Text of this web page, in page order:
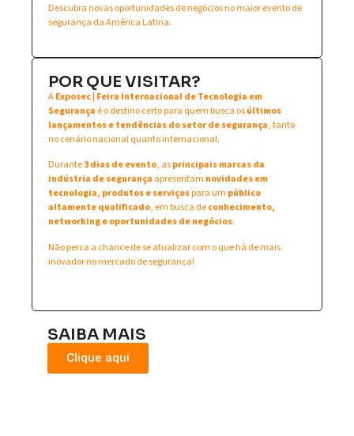
Descubra novas oportunidades de negócios no maior evento de
segurança da América Latina.
POR QUE VISITAR?
AExposec | Feira Internacional de Tecnologia em
Segurança é o destino certo para quem busca osúltimos
lançamentos e tendências do setor de segurança, tanto
no cenário nacional quanto internacional.
Durante3 dias de evento, asprincipais marcas da
indústria de segurança apresentam novidades em
tecnologia, produtos e serviçospara um público
altamente qualificado, em busca deconhecimento,
networking e oportunidades de negócios.
Não perca a chance de se atualizar com o que há de mais
inovador no mercado de segurança!
SAIBA MAIS
Clique aqui